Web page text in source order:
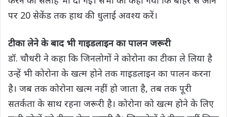
पर 20 सेकेंड तक हाथ की धुलाई अवश्य करें।
टीका लेने के बाद भी गाइडलाइन का पालन जरूरी
डॉ. चौधरी ने कहा कि जिनलोगों ने कोरोना का टीका ले लिया है
उन्हें भी कोरोना के खत्म होने तक गाइडलाइन का पालन करना
है। जब तक कोरोना खत्म नहीं हो जाता है, तब तक पूरी
सतर्कता के साथ रहना जरूरी है। कोरोना को खत्म होने के लिए